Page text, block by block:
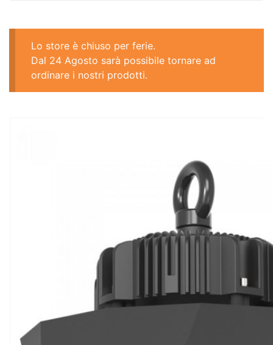
Lo store è chiuso per ferie.
Dal 24 Agosto sarà possibile tornare ad
ordinare i nostri prodotti.